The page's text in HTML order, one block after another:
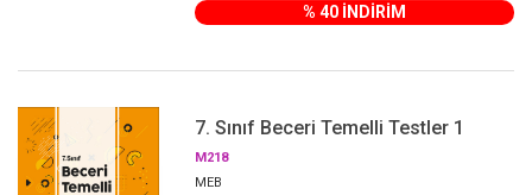
% 40 İNDİRİM
7. Sınıf Beceri Temelli Testler 1
M218
MEB